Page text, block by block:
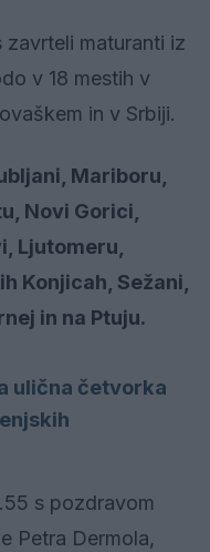
maturanti iz
v 18 mestih v
in v Srbiji.
Mariboru,
Novi Gorici,
Ljutomeru,
Konjicah, Sežani,
in na Ptuju.
ulična četvorka
s pozdravom
Petra Dermola,